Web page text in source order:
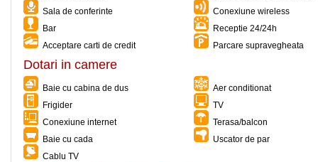
Sala de conferinte
Conexiune wireless
Bar
Receptie 24/24h
Acceptare carti de credit
Parcare supravegheata
Dotari in camere
Baie cu cabina de dus
Aer conditionat
Frigider
TV
Conexiune internet
Terasa/balcon
Baie cu cada
Uscator de par
Cablu TV